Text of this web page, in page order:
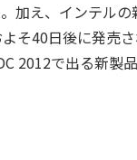
加え、インテルの
そ40日後に発売
2012で出る新製